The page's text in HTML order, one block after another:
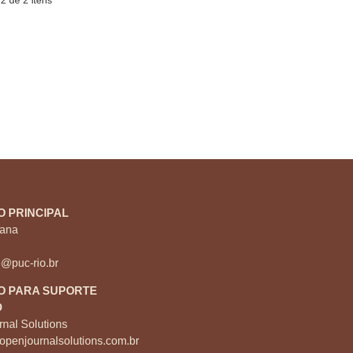
PRINCIPAL
rio.br
PARA SUPORTE
Solutions